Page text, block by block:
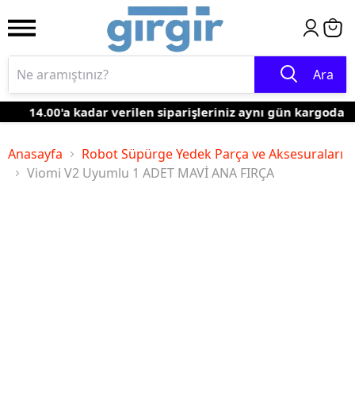
Ara
14.00'a kadar verilen siparişleriniz aynı gün kargoda
Anasayfa
Robot Süpürge Yedek Parça ve Aksesuraları
Viomi V2 Uyumlu 1 ADET MAVİ ANA FIRÇA